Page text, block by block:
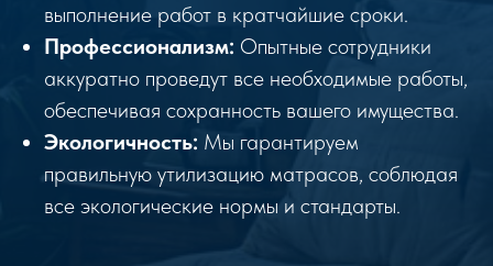
выполнение работ в кратчайшие сроки.
Профессионализм: Опытные сотрудники
аккуратно проведут все необходимые работы,
обеспечивая сохранность вашего имущества.
Экологичность: Мы гарантируем
правильную утилизацию матрасов, соблюдая
все экологические нормы и стандарты.